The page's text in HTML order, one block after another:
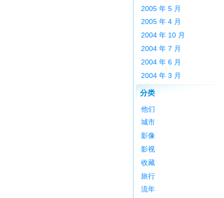
2005 年 5 月
2005 年 4 月
2004 年 10 月
2004 年 7 月
2004 年 6 月
2004 年 3 月
分类
他们
城市
影像
影视
收藏
旅行
流年